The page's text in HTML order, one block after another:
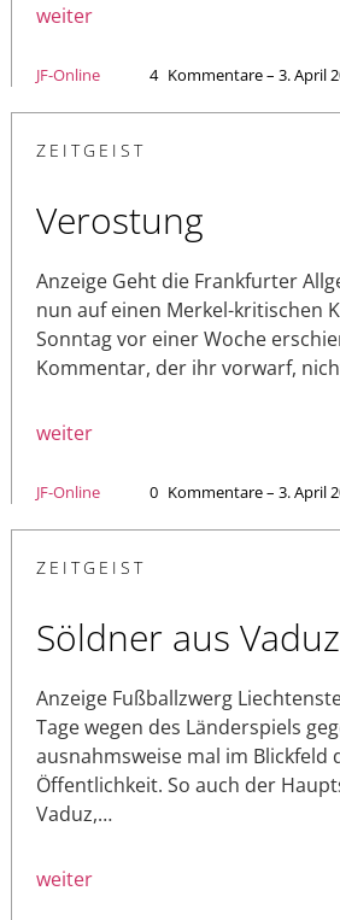
weiter
JF-Online 4 Kommentare – 3. April
ZEITGEIST
Verostung
Anzeige Geht die Frankfurter
nun auf einen Merkel-kritischen
Sonntag vor einer Woche
Kommentar, der ihr vorwarf,
weiter
JF-Online 0 Kommentare – 3. April
ZEITGEIST
Söldner aus Vaduz
Anzeige Fußballzwerg
Tage wegen des Länderspiels
ausnahmsweise mal im Blickfeld
Öffentlichkeit. So auch der
Vaduz,…
weiter